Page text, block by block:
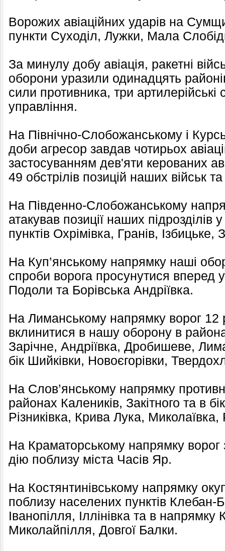
Ворожих авіаційних ударів на
пункти Суходіл, Лужки, Мала
За минулу добу авіація, ракетні
оборони уразили одинадцять
сили противника, три
управління.
На Північно-Слобожанському і
доби агресор завдав чотирьох
застосуванням дев'яти керованих
49 обстрілів позицій наших військ
На Південно-Слобожанському
атакував позиції наших
пунктів Охрімівка, Гранів, Ізбицьке,
На Куп’янському напрямку наші
спроби ворога просунутися вперед
Подоли та Борівська Андріївка.
На Лиманському напрямку ворог 12
вклинитися в нашу оборону в
Зарічне, Андріївка, Дробишеве,
бік Шийківки, Новоєгорівки,
На Слов’янському напрямку
районах Калеників, Закітного та в
Різниківка, Крива Лука,
На Краматорському напрямку ворог
дію поблизу міста Часів Яр.
На Костянтинівському напрямку
поблизу населених пунктів Клебан-
Іванопілля, Іллінівка та в напрямку
Миколайпілля, Довгої Балки.